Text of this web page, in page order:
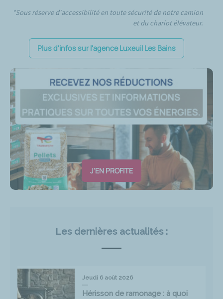
*Sous réserve d'accessibilité en toute sécurité de notre camion
et du chariot élévateur.
Plus d'infos sur l'agence Luxeuil Les Bains
J'EN PROFITE
Les dernières actualités :
Jeudi 6 août 2026
Hérisson de ramonage : à quoi